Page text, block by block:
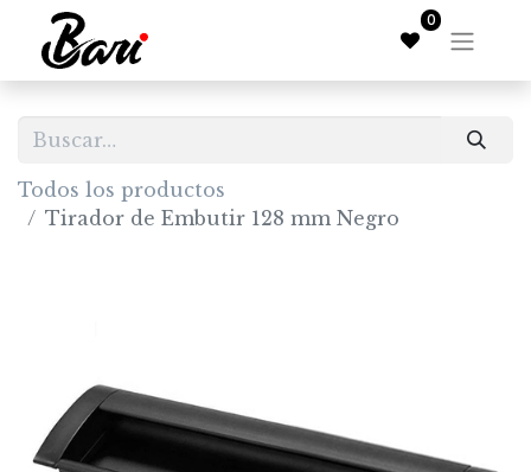
0
Todos los productos
Tirador de Embutir 128 mm Negro